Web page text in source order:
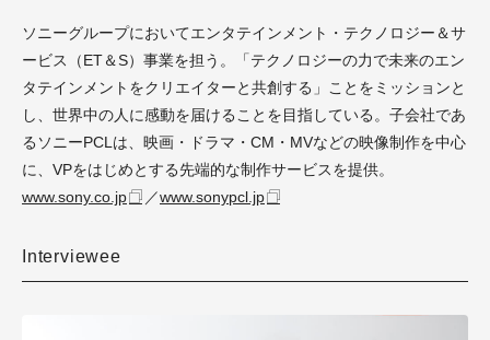
ソニーグループにおいてエンタテインメント・テクノロジー＆サ
ービス（ET＆S）事業を担う。「テクノロジーの力で未来のエン
タテインメントをクリエイターと共創する」ことをミッションと
し、世界中の人に感動を届けることを目指している。子会社であ
るソニーPCLは、映画・ドラマ・CM・MVなどの映像制作を中心
に、VPをはじめとする先端的な制作サービスを提供。
www.sony.co.jp
／www.sonypcl.jp
Interviewee